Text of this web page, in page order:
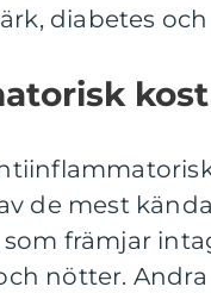
diabetes
kost
de mest
främjar
nötter.